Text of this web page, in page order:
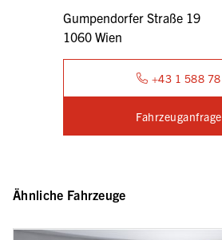
Gumpendorfer Straße 19
1060 Wien
+43 1 588 78
Fahrzeuganfrage
Ähnliche Fahrzeuge